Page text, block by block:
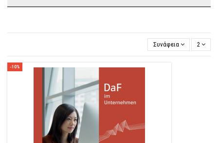
Συνάφεια 2
-10%